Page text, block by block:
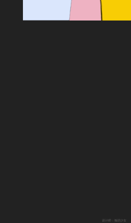
设计师：瀚玥少女